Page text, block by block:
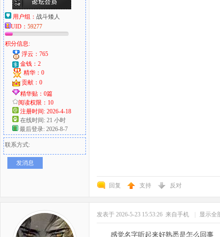
用户组： 战斗矮人
UID： 59277
积分信息:
浮云：765
金钱：2
精华：0
贡献：0
精华贴：0篇
阅读权限：10
注册时间: 2026-4-18
在线时间: 21 小时
最后登录: 2026-8-7
联系方式:
发消息
回复 支持 反对
发表于 2026-5-23 15:53:26 来自手机 显示全
感觉名字听起来好熟悉是怎么回事